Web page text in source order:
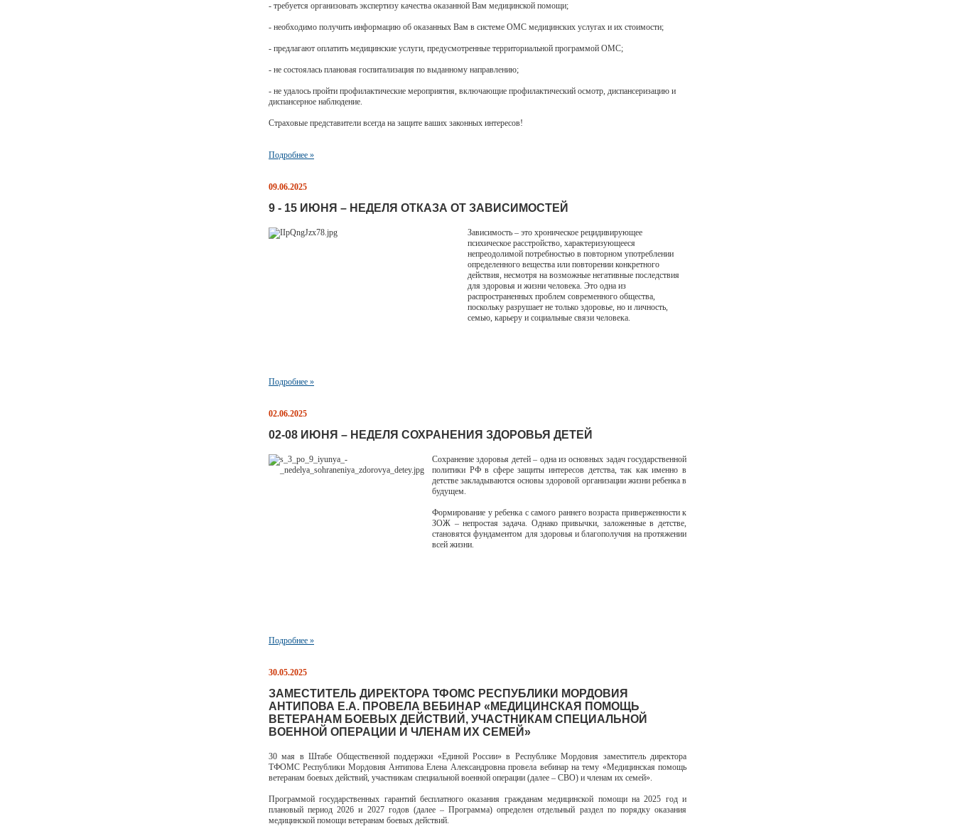
- требуется организовать экспертизу качества оказанной Вам медицинской помощи;
- необходимо получить информацию об оказанных Вам в системе ОМС медицинских услугах и их стоимости;
- предлагают оплатить медицинские услуги, предусмотренные территориальной программой ОМС;
- не состоялась плановая госпитализация по выданному направлению;
- не удалось пройти профилактические мероприятия, включающие профилактический осмотр, диспансеризацию и
диспансерное наблюдение.
Страховые представители всегда на защите ваших законных интересов!
Подробнее »
09.06.2025
9 - 15 ИЮНЯ – НЕДЕЛЯ ОТКАЗА ОТ ЗАВИСИМОСТЕЙ
Зависимость – это хроническое рецидивирующее
психическое расстройство, характеризующееся
непреодолимой потребностью в повторном употреблении
определенного вещества или повторении конкретного
действия, несмотря на возможные негативные последствия
для здоровья и жизни человека. Это одна из
распространенных проблем современного общества,
поскольку разрушает не только здоровье, но и личность,
семью, карьеру и социальные связи человека.
Подробнее »
02.06.2025
02-08 ИЮНЯ – НЕДЕЛЯ СОХРАНЕНИЯ ЗДОРОВЬЯ ДЕТЕЙ
Сохранение здоровья детей – одна из основных задач государственной
политики РФ в сфере защиты интересов детства, так как именно в
детстве закладываются основы здоровой организации жизни ребенка в
будущем.
Формирование у ребенка с самого раннего возраста приверженности к
ЗОЖ – непростая задача. Однако привычки, заложенные в детстве,
становятся фундаментом для здоровья и благополучия на протяжении
всей жизни.
Подробнее »
30.05.2025
ЗАМЕСТИТЕЛЬ ДИРЕКТОРА ТФОМС РЕСПУБЛИКИ МОРДОВИЯ
АНТИПОВА Е.А. ПРОВЕЛА ВЕБИНАР «МЕДИЦИНСКАЯ ПОМОЩЬ
ВЕТЕРАНАМ БОЕВЫХ ДЕЙСТВИЙ, УЧАСТНИКАМ СПЕЦИАЛЬНОЙ
ВОЕННОЙ ОПЕРАЦИИ И ЧЛЕНАМ ИХ СЕМЕЙ»
30 мая в Штабе Общественной поддержки «Единой России» в Республике Мордовия заместитель директора
ТФОМС Республики Мордовия Антипова Елена Александровна провела вебинар на тему «Медицинская помощь
ветеранам боевых действий, участникам специальной военной операции (далее – СВО) и членам их семей».
Программой государственных гарантий бесплатного оказания гражданам медицинской помощи на 2025 год и
плановый период 2026 и 2027 годов (далее – Программа) определен отдельный раздел по порядку оказания
медицинской помощи ветеранам боевых действий.